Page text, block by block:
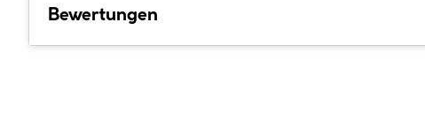
Bewertungen